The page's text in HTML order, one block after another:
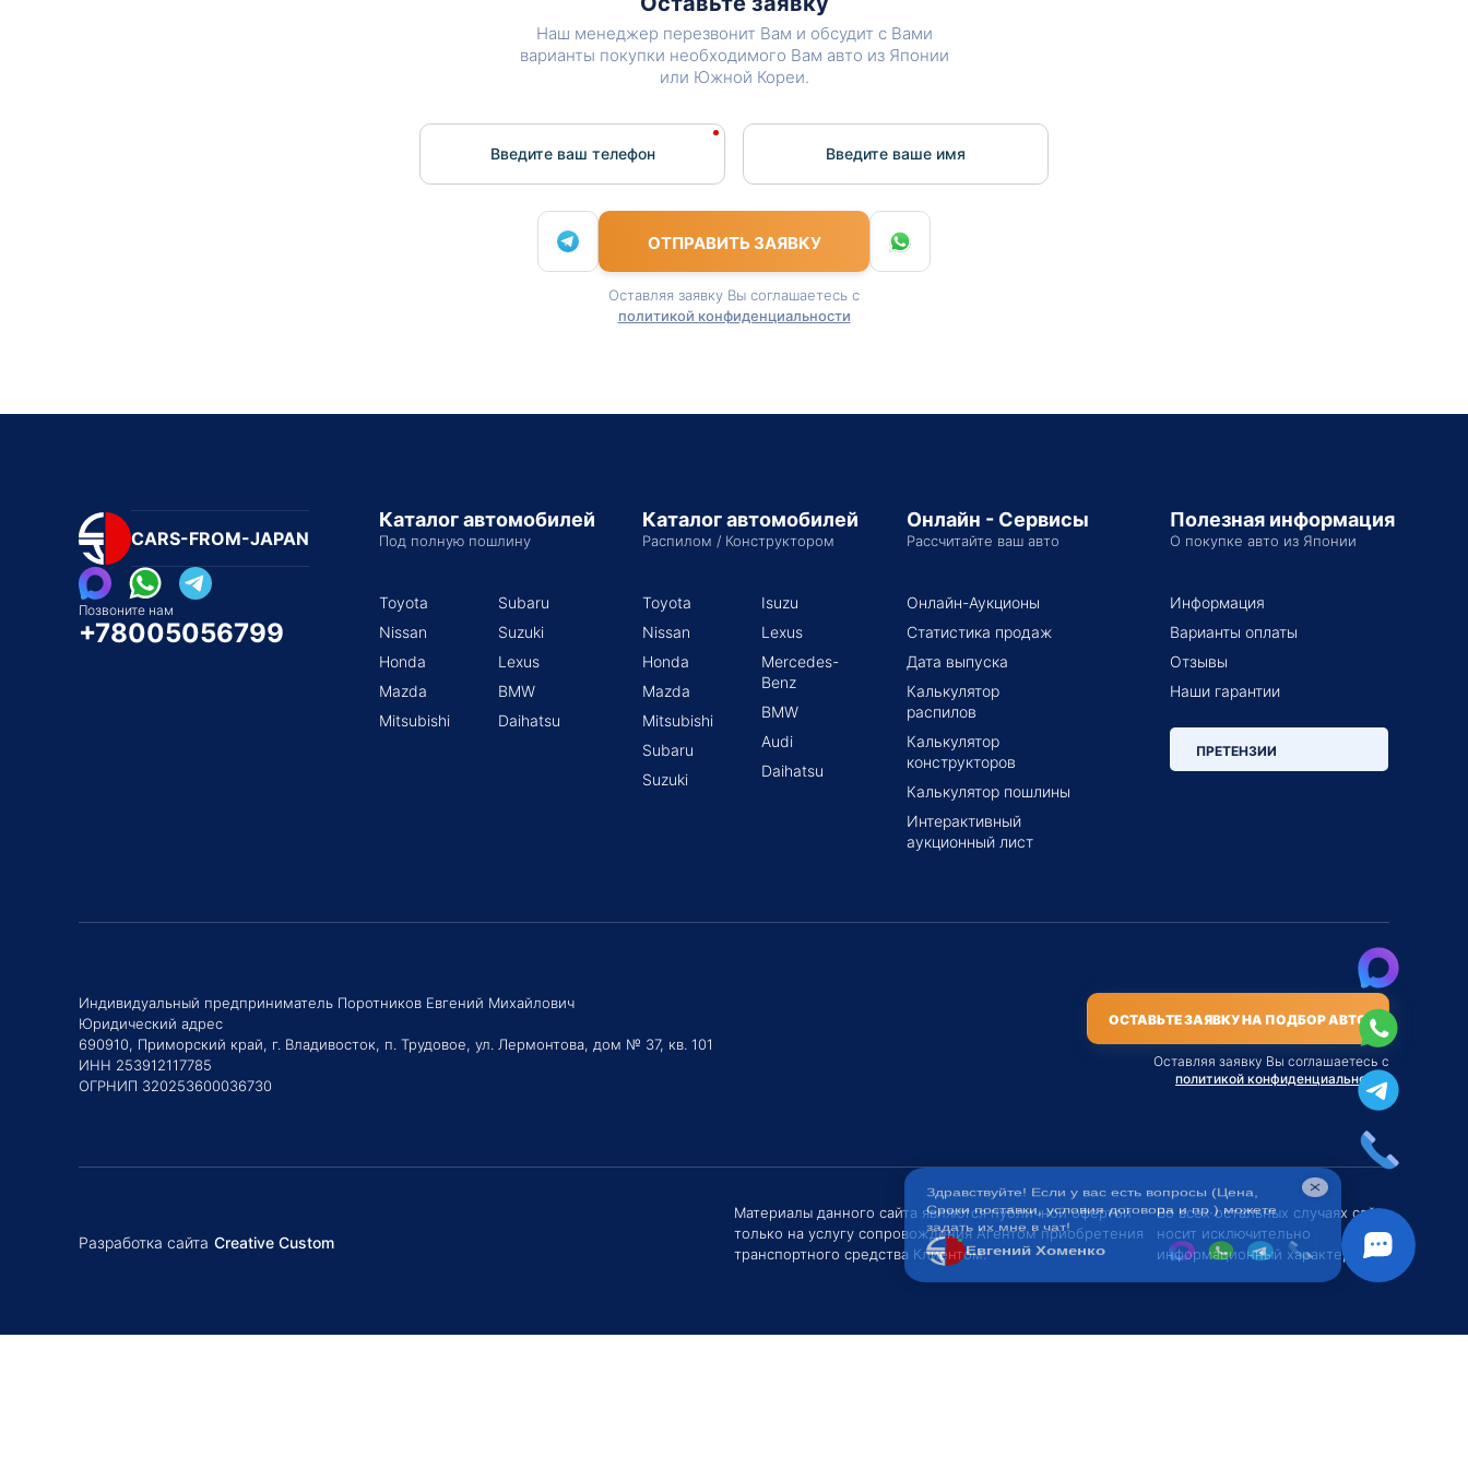
Наш менеджер перезвонит Вам и обсудит с Вами
варианты покупки необходимого Вам авто из Японии
или Южной Кореи.
Введите ваш телефон Введите вашe имя
ОТПРАВИТЬ ЗАЯВКУ
Оставляя заявку Вы соглашаетесь с
политикой конфиденциальности
CARS-FROM-JAPAN
Позвоните нам
+78005056799
Каталог автомобилей
Под полную пошлину
Toyota
Nissan
Honda
Mazda
Mitsubishi
Subaru
Suzuki
Lexus
BMW
Daihatsu
Каталог автомобилей
Распилом / Конструктором
Toyota
Nissan
Honda
Mazda
Mitsubishi
Subaru
Suzuki
Isuzu
Lexus
Mercedes-
Benz
BMW
Audi
Daihatsu
Онлайн - Сервисы
Рассчитайте ваш авто
Онлайн-Аукционы
Статистика продаж
Дата выпуска
Калькулятор
распилов
Калькулятор
конструкторов
Калькулятор пошлины
Интерактивный
аукционный лист
Полезная информация
О покупке авто из Японии
Информация
Варианты оплаты
Отзывы
Наши гарантии
ПРЕТЕНЗИИ
Индивидуальный предприниматель Поротников Евгений Михайлович
Юридический адрес
690910, Приморский край, г. Владивосток, п. Трудовое, ул. Лермонтова, дом № 37, кв. 101
ИНН 253912117785
ОГРНИП 320253600036730
ОСТАВЬТЕ ЗАЯВКУ НА ПОДБОР АВТО
Оставляя заявку Вы соглашаетесь с
политикой конфиденциальности
Материалы данного сайта являются публичной офертой
только на услугу сопровождения Агентом приобретения
транспортного средства Клиентом.
Во всех остальных случаях сайт
носит исключительно
информационный характер.
Разработка сайта Creative Custom Евгений Хоменко
Здравствуйте! Если у вас есть вопросы (Цена,
Сроки поставки, условия договора и пр.) можете
задать их мне в чат!